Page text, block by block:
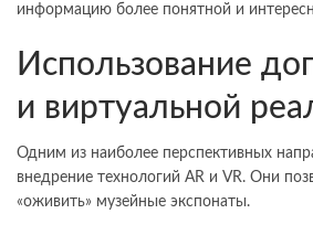
информацию более понятной и
Использование
и виртуальной
Одним из наиболее перспективных
внедрение технологий AR и VR. Они
«оживить» музейные экспонаты.